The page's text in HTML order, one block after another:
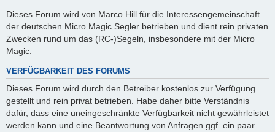
Dieses Forum wird von Marco Hill für die Interessengemeinschaft
der deutschen Micro Magic Segler betrieben und dient rein privaten
Zwecken rund um das (RC-)Segeln, insbesondere mit der Micro
Magic.
VERFÜGBARKEIT DES FORUMS
Dieses Forum wird durch den Betreiber kostenlos zur Verfügung
gestellt und rein privat betrieben. Habe daher bitte Verständnis
dafür, dass eine uneingeschränkte Verfügbarkeit nicht gewährleistet
werden kann und eine Beantwortung von Anfragen ggf. ein paar